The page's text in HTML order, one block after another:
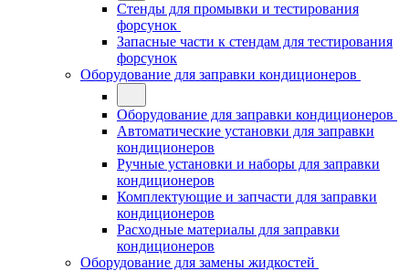
Стенды для промывки и тестирования
форсунок
Запасные части к стендам для тестирования
форсунок
Оборудование для заправки кондиционеров
Оборудование для заправки кондиционеров
Автоматические установки для заправки
кондиционеров
Ручные установки и наборы для заправки
кондиционеров
Комплектующие и запчасти для заправки
кондиционеров
Расходные материалы для заправки
кондиционеров
Оборудование для замены жидкостей